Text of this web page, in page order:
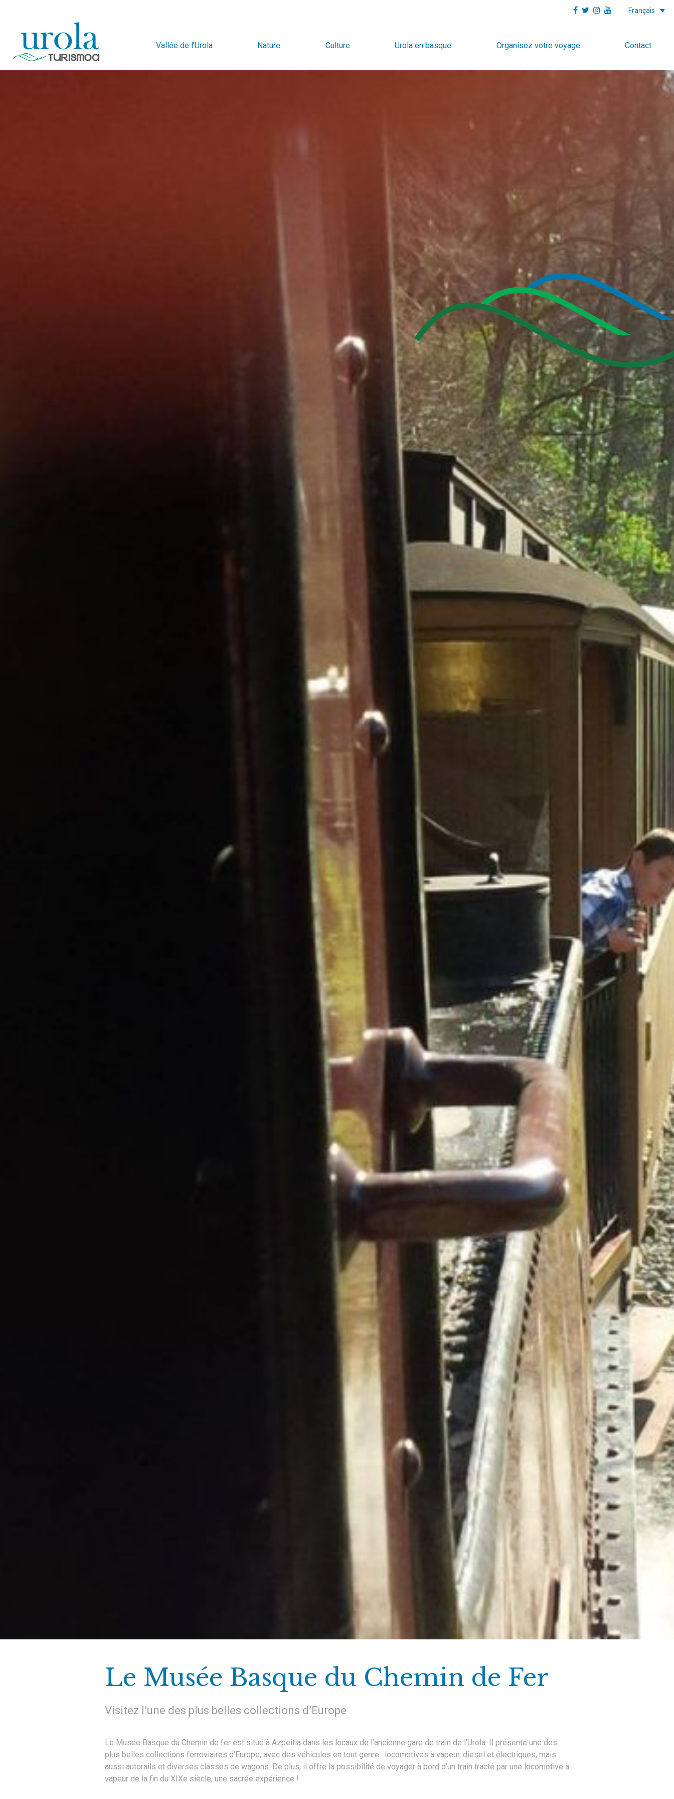
Français
Vallée de l’Urola Nature Culture Urola en basque Organisez votre voyage Contact
Le Musée Basque du Chemin de Fer
Visitez l’une des plus belles collections d’Europe
Le Musée Basque du Chemin de fer est situé à Azpeitia dans les locaux de l’ancienne gare de train de l’Urola. Il présente une des
plus belles collections ferroviaires d’Europe, avec des véhicules en tout genre : locomotives à vapeur, diesel et électriques, mais
aussi autorails et diverses classes de wagons. De plus, il offre la possibilité de voyager à bord d’un train tracté par une locomotive à
vapeur de la fin du XIXe siècle, une sacrée expérience !